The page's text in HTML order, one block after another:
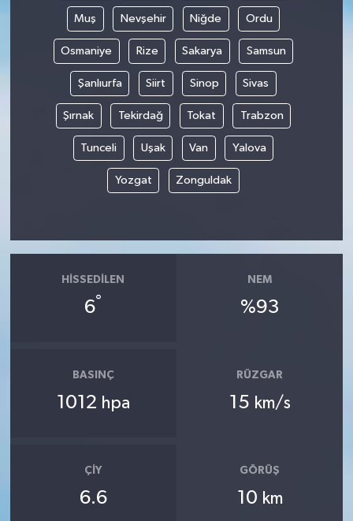
Muş Nevşehir Niğde Ordu
Osmaniye Rize Sakarya Samsun
Şanlıurfa Siirt Sinop Sivas
Şırnak Tekirdağ Tokat Trabzon
Tunceli Uşak Van Yalova
Yozgat Zonguldak
HISSEDILEN
6°
NEM
%93
BASINÇ
1012 hpa
RÜZGAR
15 km/s
ÇIY
6.6
GÖRÜŞ
10 km